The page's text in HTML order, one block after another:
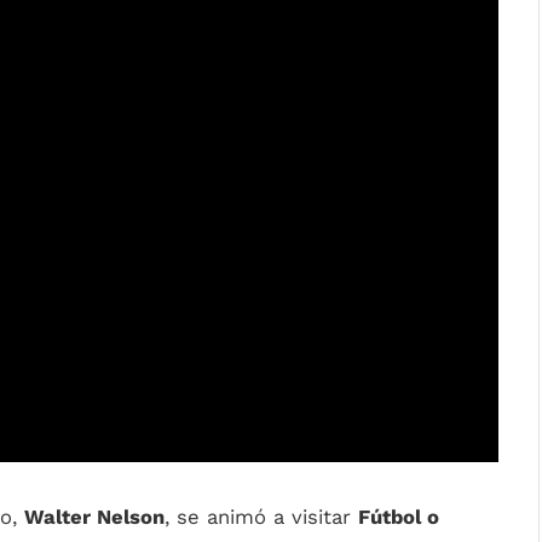
Walter Nelson, se animó a visitar Fútbol o